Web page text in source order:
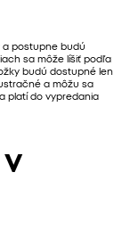
postupne budú
sa môže líšiť podľa
budú dostupné len
a môžu sa
platí do vypredania